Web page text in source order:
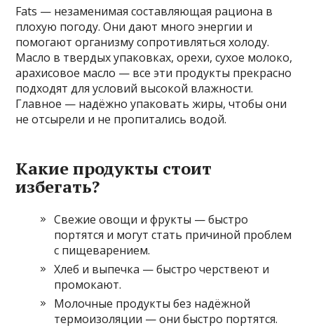
Fats — незаменимая составляющая рациона в
плохую погоду. Они дают много энергии и
помогают организму сопротивляться холоду.
Масло в твердых упаковках, орехи, сухое молоко,
арахисовое масло — все эти продукты прекрасно
подходят для условий высокой влажности.
Главное — надёжно упаковать жиры, чтобы они
не отсырели и не пропитались водой.
Какие продукты стоит
избегать?
Свежие овощи и фрукты — быстро
портятся и могут стать причиной проблем
с пищеварением.
Хлеб и выпечка — быстро черствеют и
промокают.
Молочные продукты без надёжной
термоизоляции — они быстро портятся.